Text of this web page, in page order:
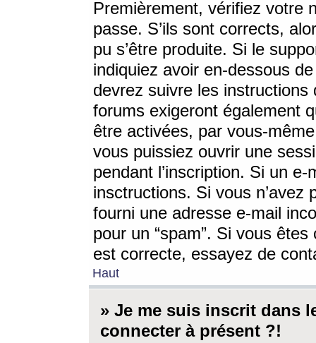
Premièrement, vérifiez votre
passe. S’ils sont corrects,
pu s’être produite. Si le
indiquiez avoir en-dessous
devrez suivre les
forums exigeront également
être activées, par vous-
vous puissiez ouvrir une
pendant l’inscription. Si un
insctructions. Si vous n’avez
fourni une adresse e-mail
pour un “spam”. Si vous
est correcte, essayez de
Haut
» Je me suis inscrit dans
connecter à présent ?!